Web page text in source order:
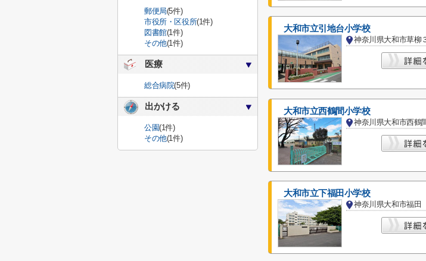
大和市立引地台小学校
神奈川県大和市草柳
大和市立西鶴間小学校
神奈川県大和市西鶴
大和市立下福田小学校
神奈川県大和市福田
郵便局(5件)
市役所・区役所(1件)
図書館(1件)
その他(1件)
医療
総合病院(5件)
出かける
公園(1件)
その他(1件)